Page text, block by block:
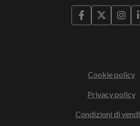
Cookie policy
Privacy policy
Condizioni di